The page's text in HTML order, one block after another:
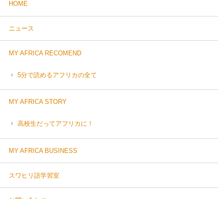
HOME
ニュース
MY AFRICA RECOMEND
5分で読めるアフリカの全て
MY AFRICA STORY
高校生だってアフリカに！
MY AFRICA BUSINESS
スワヒリ語学習室